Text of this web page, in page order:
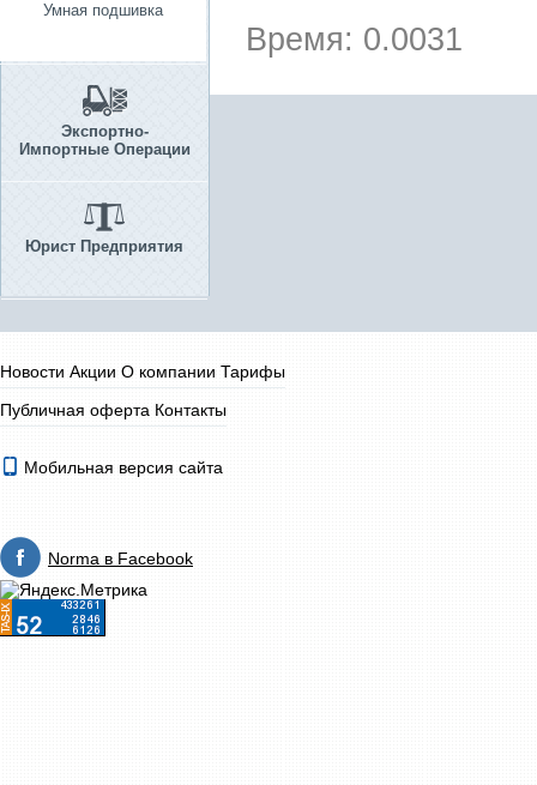
Умная подшивка
Экспортно-
Импортные Операции
Юрист Предприятия
Время: 0.0031
Новости Акции О компании Тарифы
Публичная оферта Контакты
Мобильная версия сайта
Norma в Facebook